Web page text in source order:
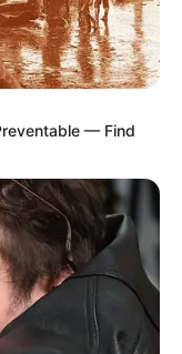
— Find